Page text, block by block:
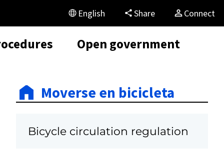
English Share Connect
Open government
Moverse en bicicleta
Bicycle circulation regulation